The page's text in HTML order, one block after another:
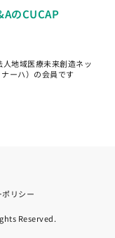
のCUCAP
地域医療未来創造ネッ
ーハ）の会員です
リシー
Reserved.